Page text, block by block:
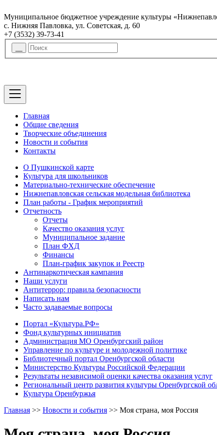
Муниципальное бюджетное учреждение культуры
с. Нижняя Павловка, ул. Советская, д. 60
+7 (3532) 39-73-41
Главная
Общие сведения
Творческие объединения
Новости и события
Контакты
О Пушкинской карте
Культура для школьников
Материально-технические обеспечение
Нижнепавловская сельская модельная библиотека
План работы - График мероприятий
Отчетность
Отчеты
Качество оказания услуг
Муниципальное задание
План ФХД
Финансы
План-график закупок и Реестр
Антинаркотическая кампания
Наши услуги
Антитеррор: правила безопасности
Написать нам
Часто задаваемые вопросы
Портал «Культура.РФ»
Фонд культурных инициатив
Администрация МО Оренбургский район
Управление по культуре и молодежной политике
Библиотечный портал Оренбургской области
Министерство Культуры Российской Федерации
Результаты независимой оценки качества оказания услуг
Региональный центр развития культуры Оренбургской
Культура Оренбуржья
Главная >> Новости и события >> Моя страна, моя Россия